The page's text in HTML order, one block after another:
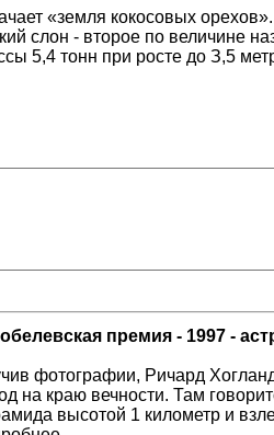
«земля кокосовых
слон - второе по величине
5,4 тонн при росте до З,5
премия - 1997 -
фотографии, Ричард
на краю вечности. Там
высотой 1 километр и